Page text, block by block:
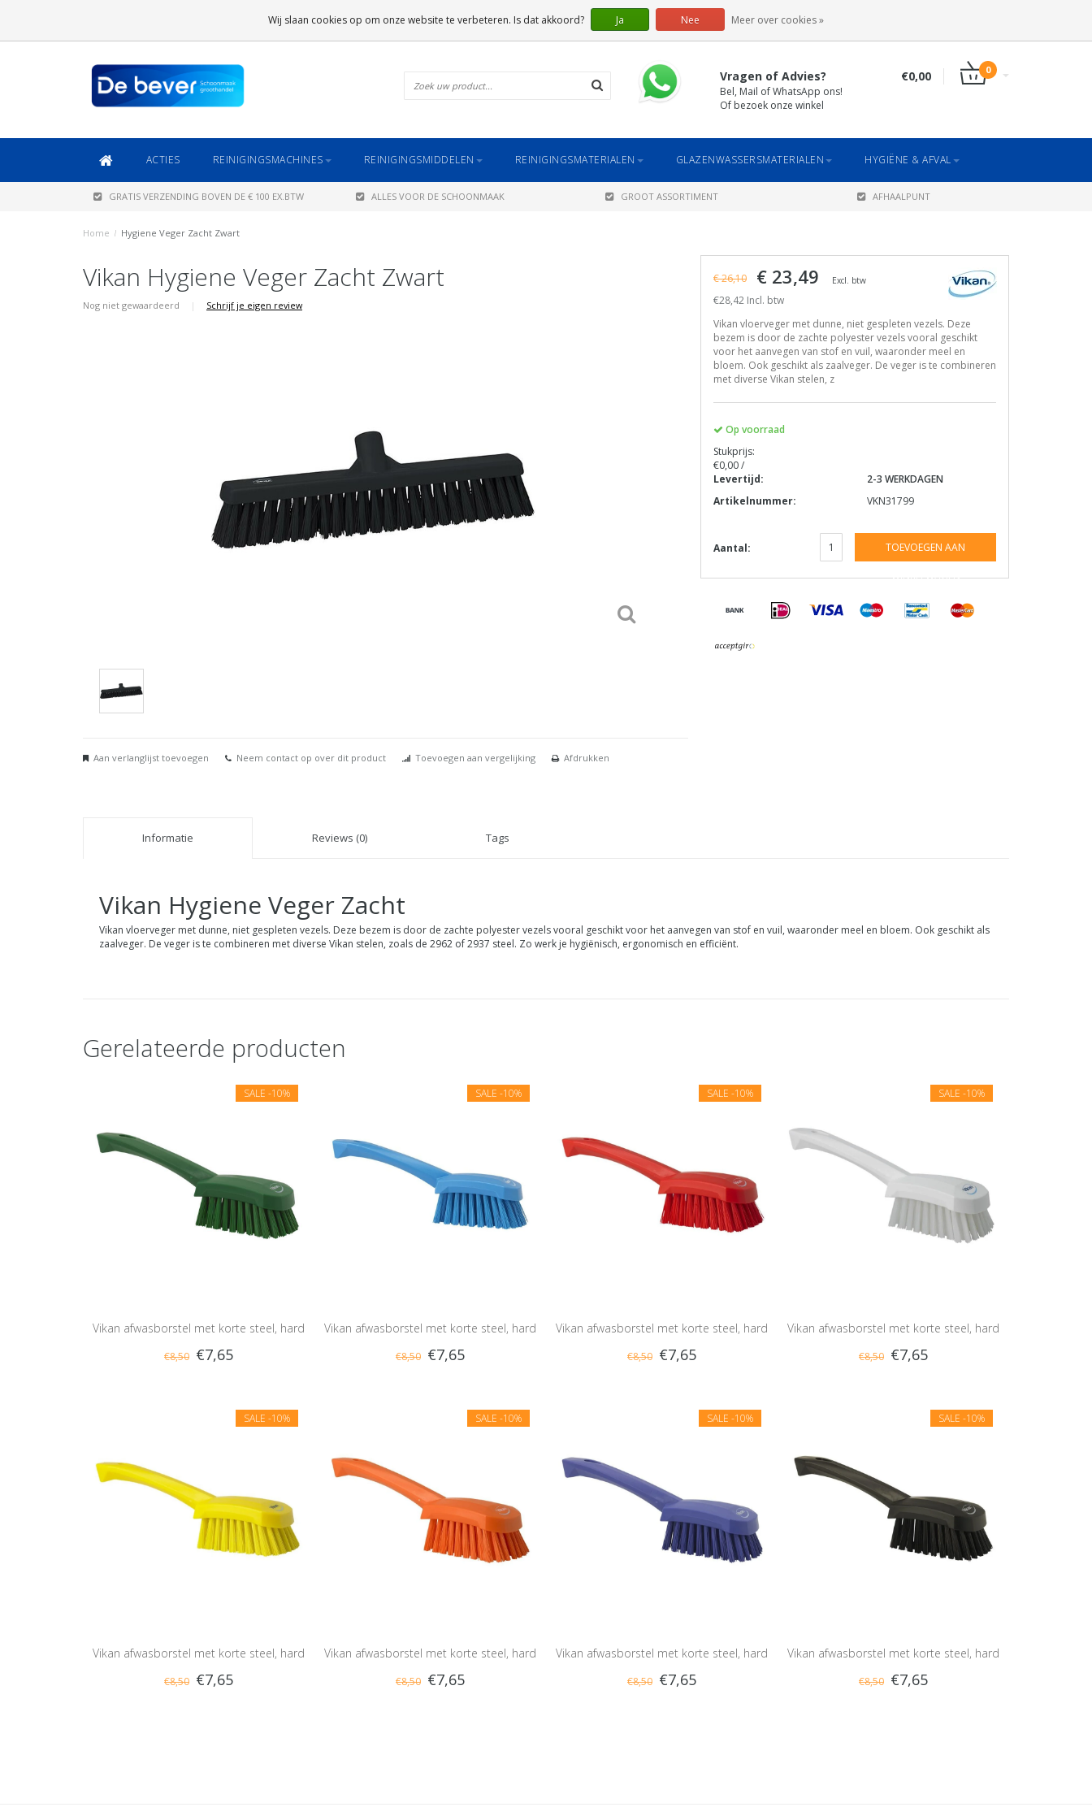
Vragen of Advies?
Bel, Mail of WhatsApp ons!
Of bezoek onze winkel
€0,00 0
ACTIES REINIGINGSMACHINES REINIGINGSMIDDELEN REINIGINGSMATERIALEN GLAZENWASSERSMATERIALEN HYGIËNE & AFVAL
GRATIS VERZENDING BOVEN DE € 100 EX.BTW ALLES VOOR DE SCHOONMAAK GROOT ASSORTIMENT AFHAALPUNT
Home / Hygiene Veger Zacht Zwart
Vikan Hygiene Veger Zacht Zwart
Nog niet gewaardeerd | Schrijf je eigen review
Aan verlanglijst toevoegen Neem contact op over dit product Toevoegen aan vergelijking Afdrukken
€ 26,10 € 23,49 Excl. btw
€28,42 Incl. btw
Vikan vloerveger met dunne, niet gespleten vezels. Deze
bezem is door de zachte polyester vezels vooral geschikt
voor het aanvegen van stof en vuil, waaronder meel en
bloem. Ook geschikt als zaalveger. De veger is te combineren
met diverse Vikan stelen, z
Op voorraad
Stukprijs:
€0,00 /
Levertijd:
2-3 WERKDAGEN
Artikelnummer:
VKN31799
Aantal: TOEVOEGEN AAN
WINKELWAGEN
Informatie Reviews (0) Tags
Vikan Hygiene Veger Zacht
Vikan vloerveger met dunne, niet gespleten vezels. Deze bezem is door de zachte polyester vezels vooral geschikt voor het aanvegen van stof en vuil, waaronder meel en bloem. Ook geschikt als
zaalveger. De veger is te combineren met diverse Vikan stelen, zoals de 2962 of 2937 steel. Zo werk je hygiënisch, ergonomisch en efficiënt.
Gerelateerde producten
SALE -10%
Vikan afwasborstel met korte steel, hard
€8,50 €7,65
SALE -10%
Vikan afwasborstel met korte steel, hard
€8,50 €7,65
SALE -10%
Vikan afwasborstel met korte steel, hard
€8,50 €7,65
SALE -10%
Vikan afwasborstel met korte steel, hard
€8,50 €7,65
SALE -10%
Vikan afwasborstel met korte steel, hard
€8,50 €7,65
SALE -10%
Vikan afwasborstel met korte steel, hard
€8,50 €7,65
SALE -10%
Vikan afwasborstel met korte steel, hard
€8,50 €7,65
SALE -10%
Vikan afwasborstel met korte steel, hard
€8,50 €7,65
Wij slaan cookies op om onze website te verbeteren. Is dat akkoord? Ja Nee Meer over cookies »